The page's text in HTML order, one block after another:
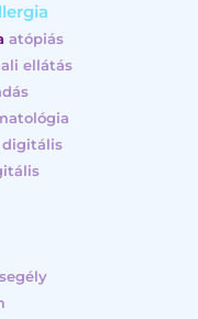
atópiás
ellátás
digitális